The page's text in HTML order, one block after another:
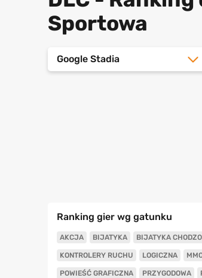
Sportowa
Google Stadia
Ranking gier wg gatunku
AKCJA BIJATYKA BIJATYKA
KONTROLERY RUCHU LOGICZNA
POWIEŚĆ GRAFICZNA PRZYGODOWA